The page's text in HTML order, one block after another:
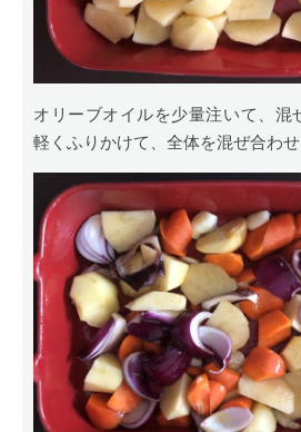
オリーブオイルを少量注いて、混
軽くふりかけて、全体を混ぜ合わせ